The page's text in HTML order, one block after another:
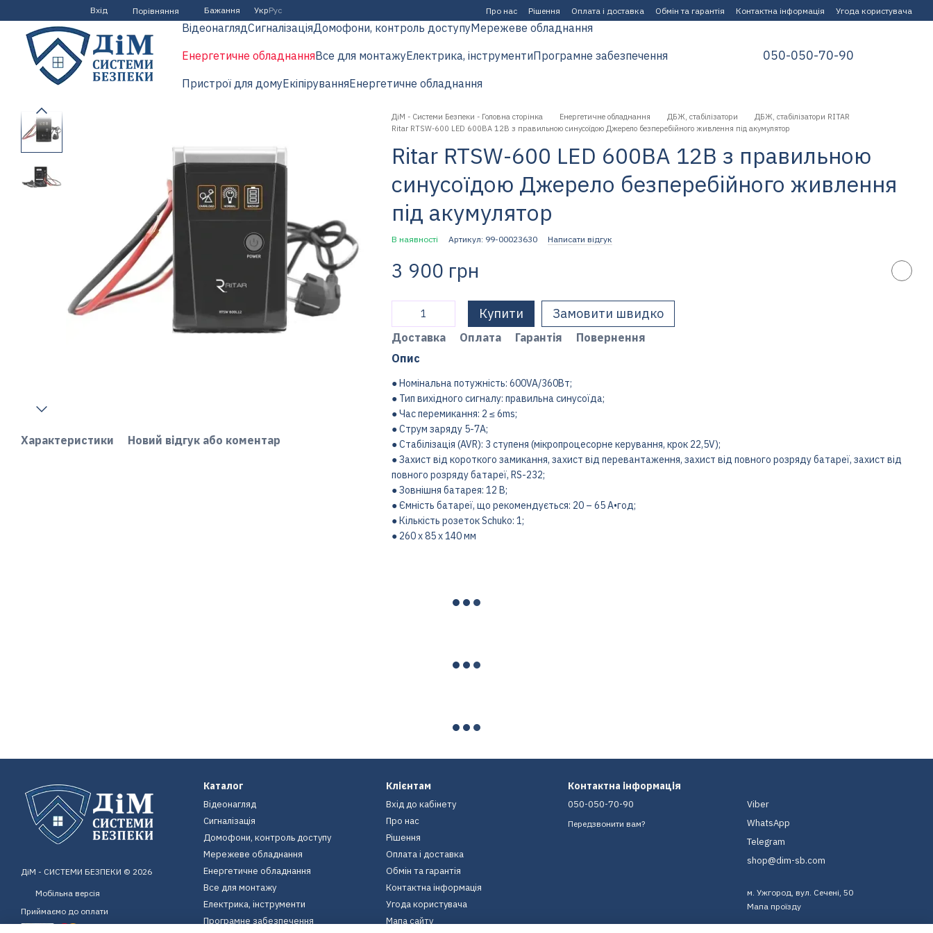
Перейти до основного контенту
Вхід Порівняння Бажання УкрРус Про нас Рішення Оплата і доставка Обмін та гарантія Контактна інформація Угода користувача
ВідеонаглядСигналізаціяДомофони, контроль доступуМережеве обладнання
Енергетичне обладнанняВсе для монтажуЕлектрика, інструментиПрограмне забезпечення
Пристрої для домуЕкіпіруванняЕнергетичне обладнання
050-050-70-90
Характеристики Новий відгук або коментар
ДіМ - Системи Безпеки - Головна сторінка Енергетичне обладнання ДБЖ, стабілізатори
ДБЖ, стабілізатори RITAR
Ritar RTSW-600 LED 600ВA 12В з правильною синусоїдою Джерело безперебійного живлення під акумулятор
Ritar RTSW-600 LED 600ВA 12В з правильною
синусоїдою Джерело безперебійного живлення
під акумулятор
В наявності Артикул: 99-00023630 Написати відгук
3 900 грн
Купити Замовити швидко
Доставка Оплата Гарантія
Повернення
Опис
● Номінальна потужність: 600VA/360Вт;
● Тип вихідного сигналу: правильна синусоїда;
● Час перемикання: 2 ≤ 6ms;
● Струм заряду 5-7А;
● Стабілізація (AVR): 3 ступеня (мікропроцесорне керування, крок 22,5V);
● Захист від короткого замикання, захист від перевантаження, захист від повного розряду батареї, захист від
повного розряду батареї, RS-232;
● Зовнішня батарея: 12 В;
● Ємність батареї, що рекомендується: 20 – 65 А•год;
● Кількість розеток Schuko: 1;
● 260 х 85 х 140 мм
ДіМ - СИСТЕМИ БЕЗПЕКИ © 2026
Мобільна версія
Приймаємо до оплати
Каталог
Відеонагляд
Сигналізація
Домофони, контроль доступу
Мережеве обладнання
Енергетичне обладнання
Все для монтажу
Електрика, інструменти
Програмне забезпечення
Клієнтам
Вхід до кабінету
Про нас
Рішення
Оплата і доставка
Обмін та гарантія
Контактна інформація
Угода користувача
Мапа сайту
Контактна інформація
050-050-70-90
Передзвонити вам?
Viber
WhatsApp
Telegram
shop@dim-sb.com
м. Ужгород, вул. Сечені, 50
Мапа проїзду